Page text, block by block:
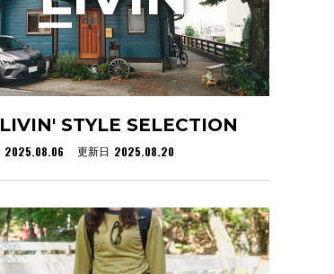
LIVIN' STYLE SELECTION
2025.08.06 更新日 2025.08.20